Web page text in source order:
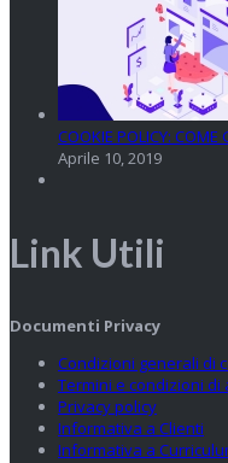
COOKIE POLICY: COME
Aprile 10, 2019
Link Utili
Documenti Privacy
Condizioni generali di
Termini e condizioni di
Privacy policy
Informativa a Clienti
Informativa a